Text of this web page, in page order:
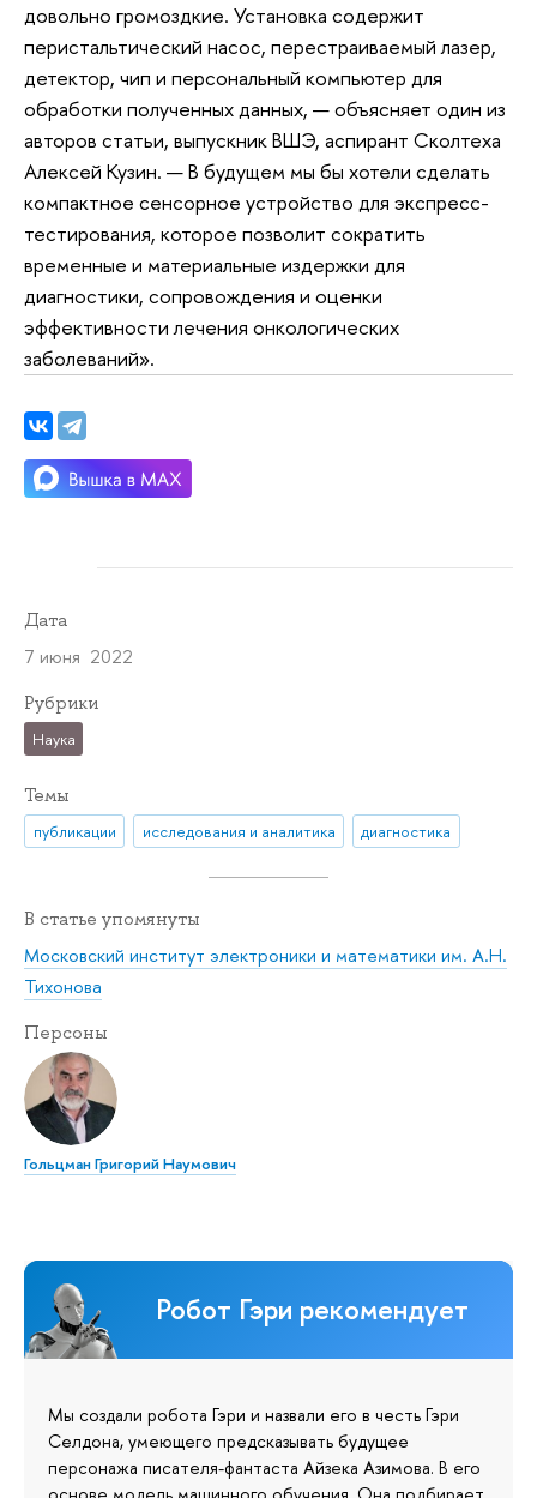
довольно громоздкие. Установка содержит
перистальтический насос, перестраиваемый лазер,
детектор, чип и персональный компьютер для
обработки полученных данных, — объясняет один из
авторов статьи, выпускник ВШЭ, аспирант Сколтеха
Алексей Кузин. — В будущем мы бы хотели сделать
компактное сенсорное устройство для экспресс-
тестирования, которое позволит сократить
временные и материальные издержки для
диагностики, сопровождения и оценки
эффективности лечения онкологических
заболеваний».
Дата
7 июня 2022
Рубрики
Наука
Темы
публикации исследования и аналитика диагностика
В статье упомянуты
Московский институт электроники и математики им. А.Н.
Тихонова
Персоны
Гольцман Григорий Наумович
Робот Гэри рекомендует
Мы создали робота Гэри и назвали его в честь Гэри
Селдона, умеющего предсказывать будущее
персонажа писателя-фантаста Айзека Азимова. В его